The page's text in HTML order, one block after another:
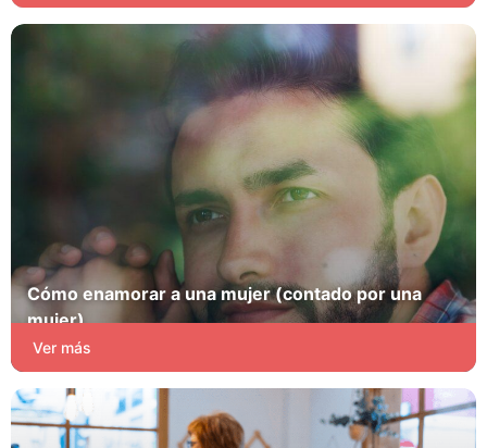
Cómo enamorar a una mujer (contado por una
mujer)
Pasión y Juego
Ver más